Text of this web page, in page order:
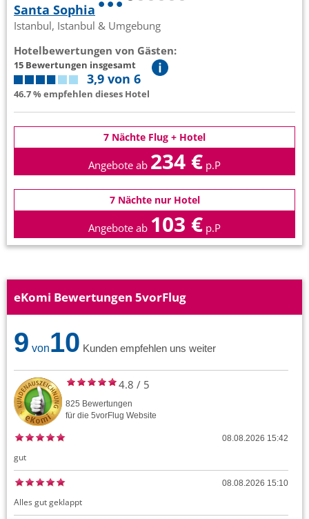
Santa Sophia
Istanbul, Istanbul & Umgebung
Hotelbewertungen von Gästen:
15 Bewertungen insgesamt
3,9 von 6
46.7 % empfehlen dieses Hotel
7 Nächte Flug + Hotel
Angebote ab 234 € p.P
7 Nächte nur Hotel
Angebote ab 103 € p.P
eKomi Bewertungen 5vorFlug
9 von10 Kunden empfehlen uns weiter
4.8 / 5
825 Bewertungen
für die 5vorFlug Website
08.08.2026 15:42
gut
08.08.2026 15:10
Alles gut geklappt